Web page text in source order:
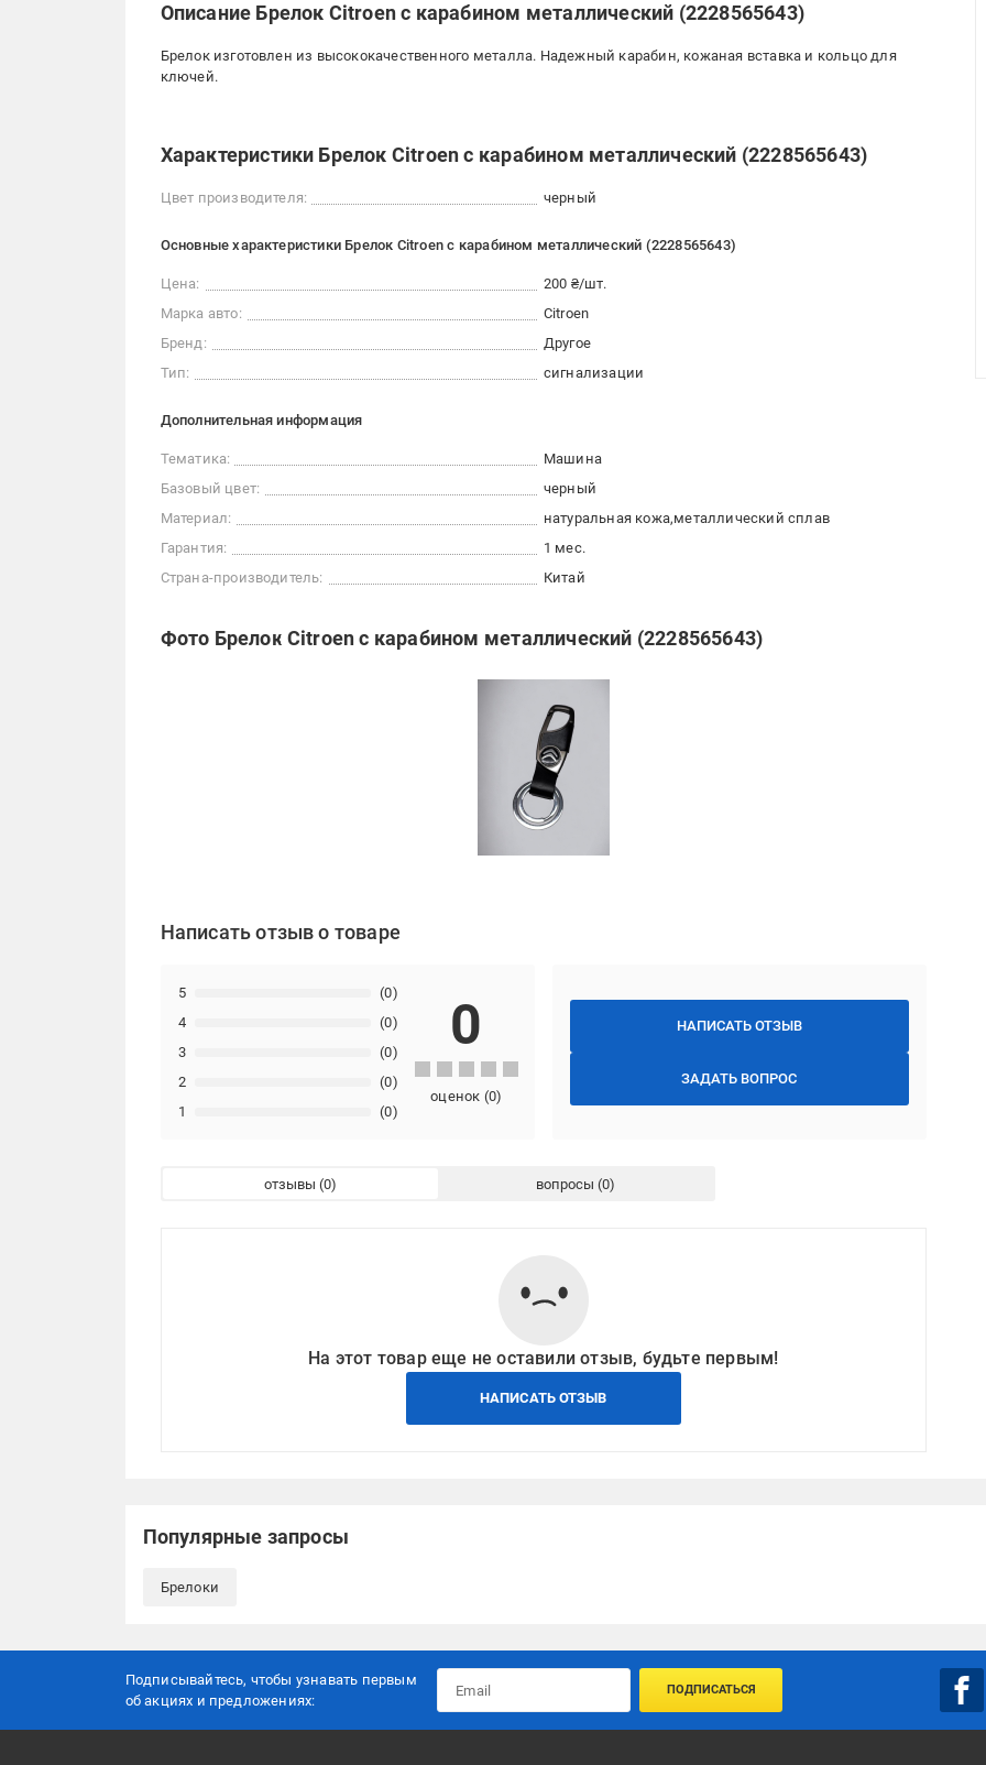
Описание Брелок Citroen с карабином металлический (2228565643)
Брелок изготовлен из высококачественного металла. Надежный карабин, кожаная вставка и кольцо для
ключей.
Характеристики Брелок Citroen с карабином металлический (2228565643)
Цвет производителя: черный
Основные характеристики Брелок Citroen с карабином металлический (2228565643)
Цена:
200 ₴/шт.
Марка авто:
Citroen
Бренд:
Другое
Тип:
сигнализации
Дополнительная информация
Тематика:
Машина
Базовый цвет:
черный
Материал:
натуральная кожа металлический сплав
Гарантия:
1 мес.
Страна-производитель:
Китай
Фото Брелок Citroen с карабином металлический (2228565643)
Написать отзыв о товаре
НАПИСАТЬ ОТЗЫВ
ЗАДАТЬ ВОПРОС
1 (0)
2 (0)
3 (0)
4 (0)
5 (0)
0
оценок (0)
отзывы вопросы
На этот товар еще не оставили отзыв, будьте первым!
НАПИСАТЬ ОТЗЫВ
Популярные запросы
Брелоки
Подписывайтесь, чтобы узнавать первым
об акцияx и предложениях:
ПОДПИСАТЬСЯ